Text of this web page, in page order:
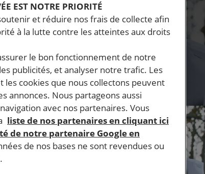
EST NOTRE PRIORITÉ
et réduire nos frais de collecte afin
à la lutte contre les atteintes aux droits
le bon fonctionnement de notre
publicités, et analyser notre trafic. Les
les cookies que nous collectons peuvent
annonces. Nous partageons aussi
avec nos partenaires. Vous
liste de nos partenaires en cliquant ici
de notre partenaire Google en
de nos bases ne sont revendues ou